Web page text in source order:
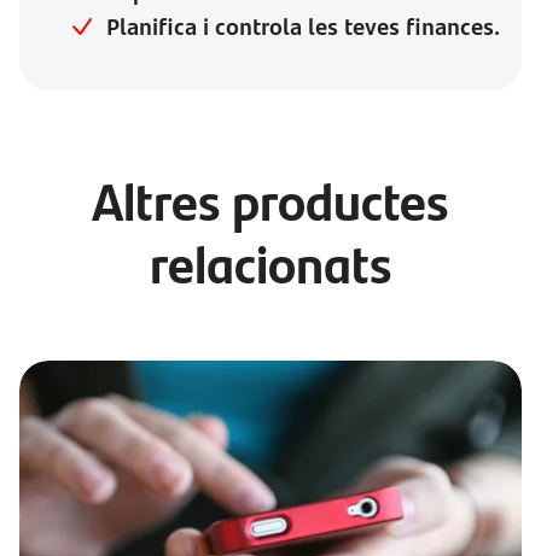
Planifica i controla les teves finances.
Altres productes
relacionats